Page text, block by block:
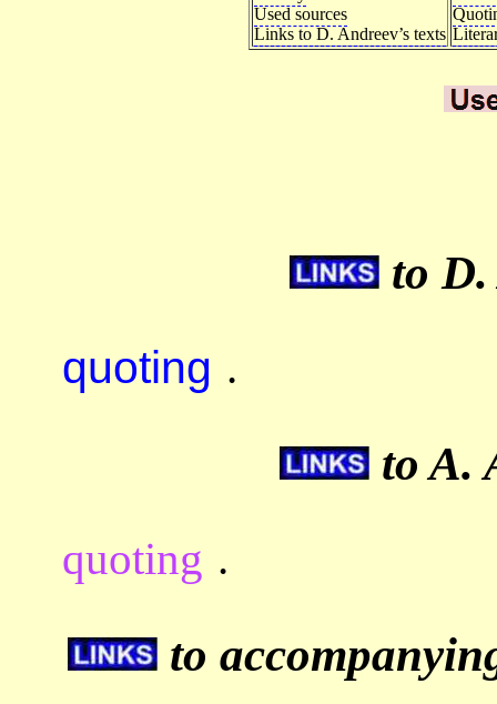
Used sources
Links to D. Andreev’s texts
to D.
quoting .
to A.
quoting .
to